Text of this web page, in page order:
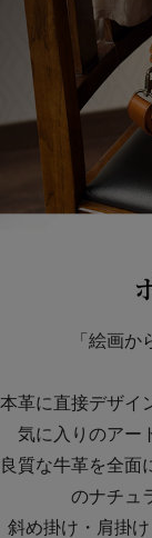
「絵画
本革に直接デザイ
気に入りのアー
良質な牛革を全面
のナチュ
斜め掛け・肩掛